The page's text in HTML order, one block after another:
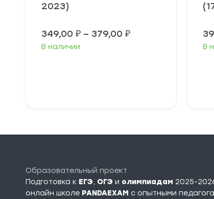
2023)
349,00 ₽ – 379,00 ₽Диапазон
В наличии В
Образовательный проект
Подготовка к ЕГЭ, ОГЭ и олимпиадам 2025-
онлайн школе PANDAEXAM c опытными